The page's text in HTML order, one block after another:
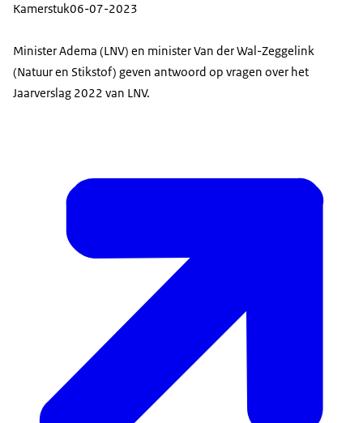
Kamerstuk06-07-2023
Minister Adema (LNV) en minister Van der Wal-Zeggelink
(Natuur en Stikstof) geven antwoord op vragen over het
Jaarverslag 2022 van LNV.